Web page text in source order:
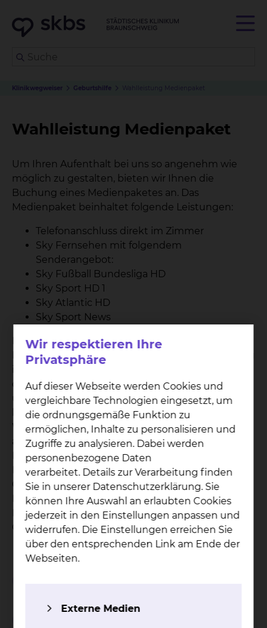
Klinikwegweiser Geburtshilfe Wahlleistung Medienpaket
Wahlleistung Medienpaket
Um Ihren Aufenthalt bei uns so angenehm wie
möglich zu gestalten, bieten wir Ihnen die
Buchung eines Medienpaketes an. Das
Medienpaket beinhaltet folgende Leistungen:
Telefonanschluss direkt im Zimmer
Sky Fernsehen mit folgendem
Senderangebot:
Sky Fußball Bundesliga HD
Sky Sport HD 1
Sky Atlantic HD
Sky Sport News
Die entstandenen Gebühren für Telefon und
Medienpaket werden Ihnen nach Ihrer Entlassung
in Rechnung gestellt. Bitte haben Sie Verständnis,
dass die Bestandteile des Medienpaketes „Sky
und Telefon“ nicht einzeln gebucht werden
können. Für Patienten, die eine
Wahlleistungsvereinbarung „Unterkunft“
abgeschlossen haben, sind die Kosten des
Medienpaktes mit den Zuschlägen je
Berechnungstag abgegolten. Die entstandenen
Gesprächsgebühren werden Ihnen gesondert in
Rechnung gestellt. Die Kosten für das
Medienpaket betragen 3 € pro Tag zzgl. 0,10 € pro
Gesprächseinheit.
Wir respektieren Ihre
Privatsphäre
Auf dieser Webseite werden Cookies und
vergleichbare Technologien eingesetzt, um
die ordnungsgemäße Funktion zu
ermöglichen, Inhalte zu personalisieren und
Zugriffe zu analysieren. Dabei werden
personenbezogene Daten
verarbeitet. Details zur Verarbeitung finden
Sie in unserer Datenschutzerklärung. Sie
können Ihre Auswahl an erlaubten Cookies
jederzeit in den Einstellungen anpassen und
widerrufen. Die Einstellungen erreichen Sie
über den entsprechenden Link am Ende der
Webseiten.
Externe Medien